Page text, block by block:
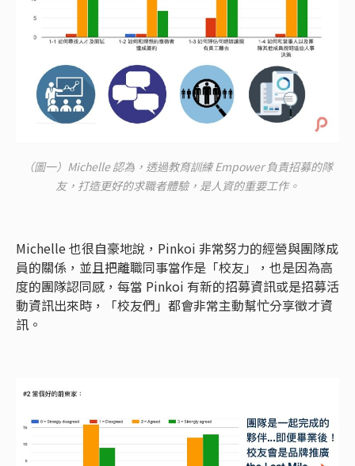
（圖一）Michelle 認為，透過教育訓練 Empower 負責招募的隊
友，打造更好的求職者體驗，是人資的重要工作。
Michelle 也很自豪地說，Pinkoi 非常努力的經營與團隊成
員的關係，並且把離職同事當作是「校友」，也是因為高
度的團隊認同感，每當 Pinkoi 有新的招募資訊或是招募活
動資訊出來時，「校友們」都會非常主動幫忙分享徵才資
訊。